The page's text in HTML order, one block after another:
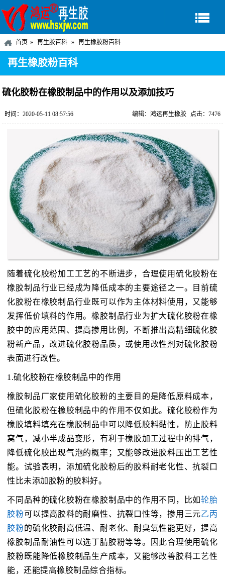
首页 再生胶百科 再生橡胶粉百科
再生橡胶粉百科
硫化胶粉在橡胶制品中的作用以及添加技巧
时间：2020-05-11 08:57:56 点击：7476
编辑：鸿运再生橡胶
随着硫化胶粉加工工艺的不断进步，合理使用硫化胶粉在
橡胶制品行业已经成为降低成本的主要途径之一。目前硫
化胶粉在橡胶制品行业既可以作为主体材料使用，又能够
发挥低价填料的作用。橡胶制品行业为扩大硫化胶粉在橡
胶中的应用范围、提高掺用比例，不断推出高精细硫化胶
粉新产品，改进硫化胶粉品质，或使用改性剂对硫化胶粉
表面进行改性。
1.硫化胶粉在橡胶制品中的作用
橡胶制品厂家使用硫化胶粉的主要目的是降低原料成本，
但硫化胶粉在橡胶制品中的作用不仅如此。硫化胶粉作为
橡胶填料填充在橡胶制品中可以降低胶料黏性，防止胶料
窝气，减小半成品变形，有利于橡胶加工过程中的排气，
降低硫化胶出现气泡的概率；又能够改进胶料压出工艺性
能。试验表明，添加硫化胶粉后的胶料耐老化性、抗裂口
性比未添加胶粉的胶料好。
不同品种的硫化胶粉在橡胶制品中的作用不同，比如轮胎
胶粉可以提高胶料的耐磨性、抗裂口性等，掺用三元乙丙
胶粉的硫化胶耐高低温、耐老化、耐臭氧性能更好，提高
橡胶制品耐油性可以选丁腈胶粉等等。因此合理使用硫化
胶粉既能降低橡胶制品生产成本，又能够改善胶料工艺性
能，还能提高橡胶制品综合指标。